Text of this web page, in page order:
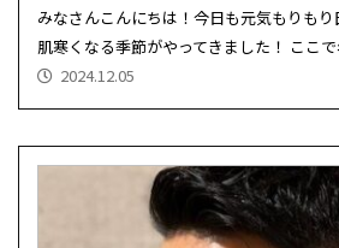
みなさんこんにちは！今日も元気もりもり
肌寒くなる季節がやってきました！ ここ
2024.12.05